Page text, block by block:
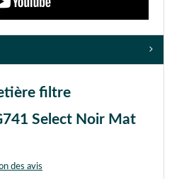
filtre
Select Noir Mat
des avis